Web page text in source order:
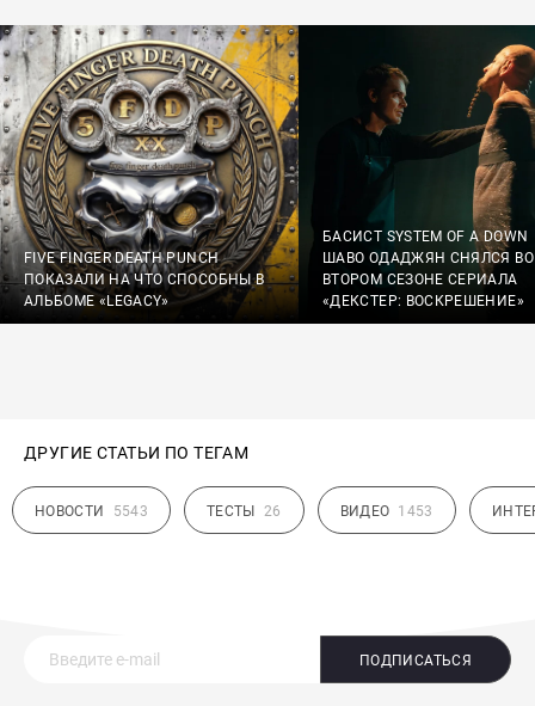
FIVE FINGER DEATH PUNCH
ПОКАЗАЛИ НА ЧТО СПОСОБНЫ В
АЛЬБОМЕ «LEGACY»
БАСИСТ SYSTEM OF A DOWN
ШАВО ОДАДЖЯН СНЯЛСЯ ВО
ВТОРОМ СЕЗОНЕ СЕРИАЛА
«ДЕКСТЕР: ВОСКРЕШЕНИЕ»
ДРУГИЕ СТАТЬИ ПО ТЕГАМ
НОВОСТИ 5543 ТЕСТЫ 26 ВИДЕО 1453
ПОДПИСАТЬСЯ